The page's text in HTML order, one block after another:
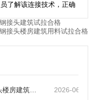
了解该连接技术，正确
接头建筑试拉合格
接头楼房建筑用料试拉合格
2026-06-11